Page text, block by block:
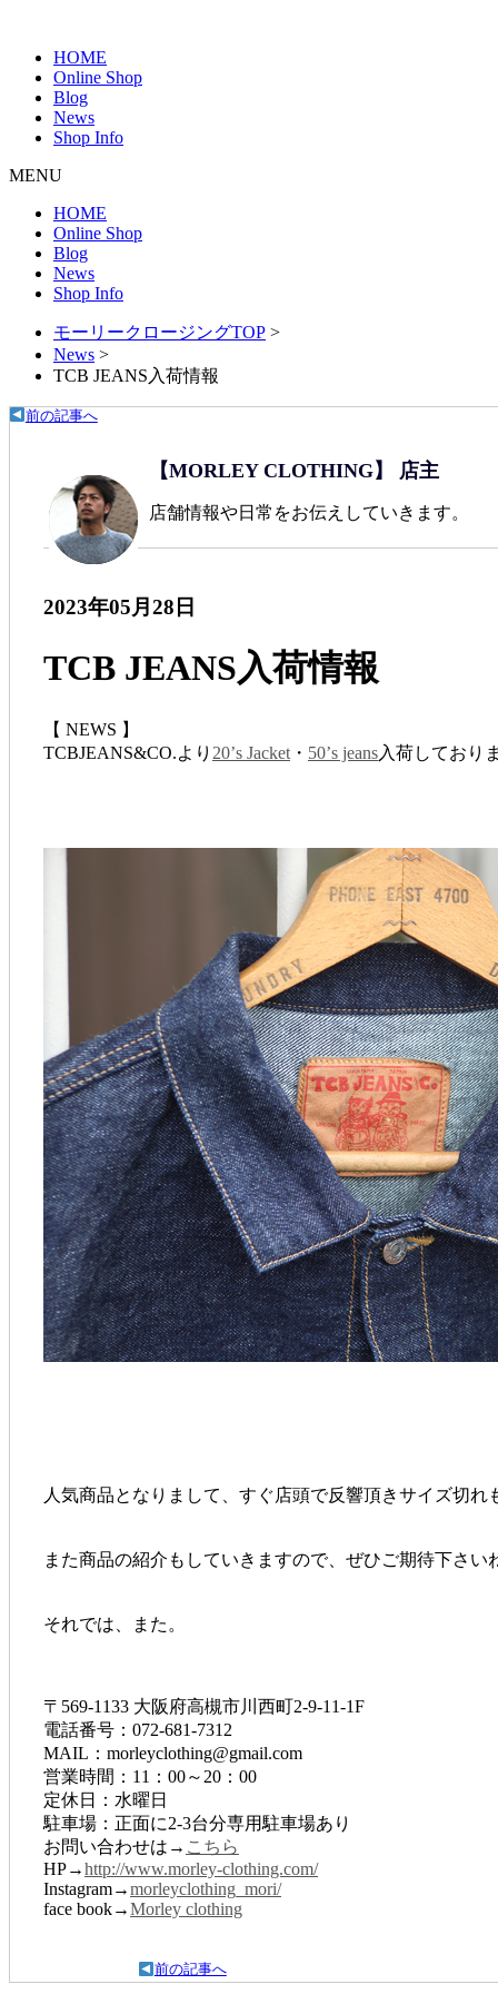
HOME
Online Shop
Blog
News
Shop Info
MENU
HOME
Online Shop
Blog
News
Shop Info
モーリークロージングTOP >
News >
TCB JEANS入荷情報
前の記事へ
【MORLEY CLOTHING】 店主
店舗情報や日常をお伝えしていきます。
2023年05月28日
TCB JEANS入荷情報
【 NEWS 】
TCBJEANS&CO.より 20’s Jacket ・ 50’s jeans入荷しており
人気商品となりまして、すぐ店頭で反響頂きサイズ切
また商品の紹介もしていきますので、ぜひご期待下さい
それでは、また。
〒569-1133 大阪府高槻市川西町2-9-11-1F
電話番号：072-681-7312
MAIL：morleyclothing@gmail.com
営業時間：11：00～20：00
定休日：水曜日
駐車場：正面に2-3台分専用駐車場あり
お問い合わせは→ こちら
HP→http://www.morley-clothing.com/
Instagram→morleyclothing_mori/
face book→Morley clothing
前の記事へ